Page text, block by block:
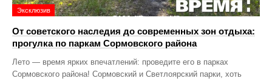
Эксклюзив
От советского наследия до современных зон отдыха:
прогулка по паркам Сормовского района
Лето — время ярких впечатлений: проведите его в парках
Сормовского района! Сормовский и Светлоярский парки, хоть